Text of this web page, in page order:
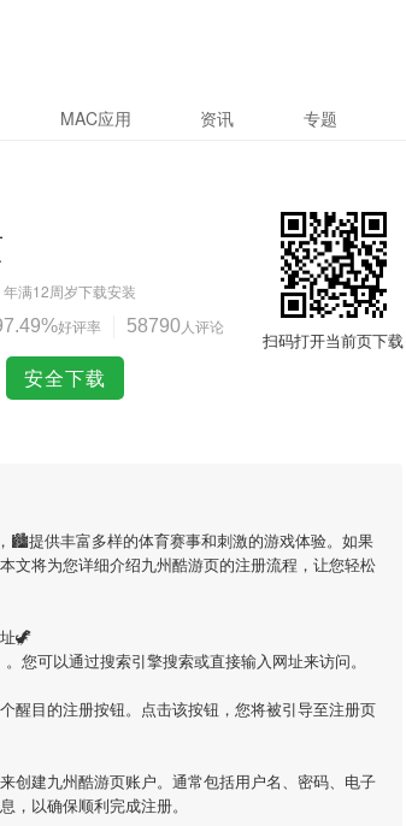
MAC应用 资讯 专题
年满12周岁下载安装
好评率 58790人评论
安全下载
扫码打开当前页下载
🏙提供丰富多样的体育赛事和刺激的游戏体验。如果
文将为您详细介绍九州酷游页的注册流程，让您轻松
🦖
您可以通过搜索引擎搜索或直接输入网址来访问。
醒目的注册按钮。点击该按钮，您将被引导至注册页
创建九州酷游页账户。通常包括用户名、密码、电子
，以确保顺利完成注册。